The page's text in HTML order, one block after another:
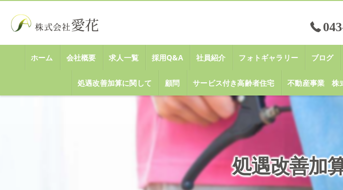
ホーム 会社概要 求人一覧 採用Q&A 社員紹介 フォトギャラリー ブログ
処遇改善加算に関して 顧問 サービス付き高齢者住宅 不動産事業 株
処遇改善加